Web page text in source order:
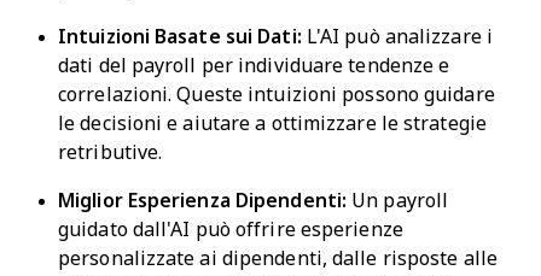
Intuizioni Basate sui Dati: L'AI può analizzare i
dati del payroll per individuare tendenze e
correlazioni. Queste intuizioni possono guidare
le decisioni e aiutare a ottimizzare le strategie
retributive.
Miglior Esperienza Dipendenti: Un payroll
guidato dall'AI può offrire esperienze
personalizzate ai dipendenti, dalle risposte alle